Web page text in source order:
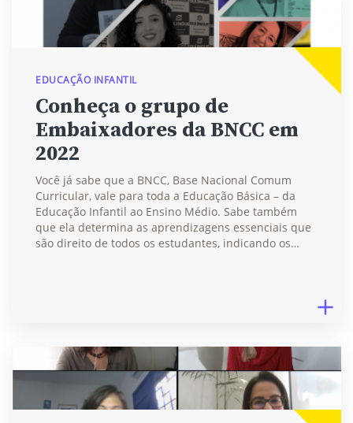
EDUCAÇÃO INFANTIL
Conheça o grupo de
Embaixadores da BNCC em
2022
Você já sabe que a BNCC, Base Nacional Comum
Curricular, vale para toda a Educação Básica – da
Educação Infantil ao Ensino Médio. Sabe também
que ela determina as aprendizagens essenciais que
são direito de todos os estudantes, indicando os…